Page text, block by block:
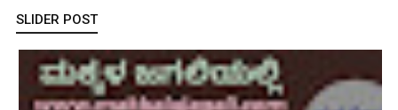
SLIDER POST